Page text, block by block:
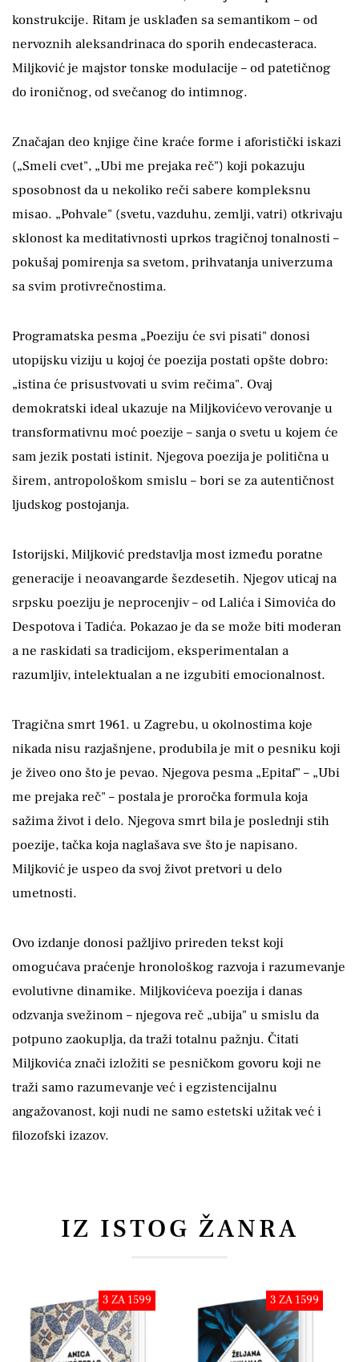
konstrukcije. Ritam je usklađen sa semantikom – od
nervoznih aleksandrinaca do sporih endecasteraca.
Miljković je majstor tonske modulacije – od patetičnog
do ironičnog, od svečanog do intimnog.
Značajan deo knjige čine kraće forme i aforistički iskazi
(„Smeli cvet", „Ubi me prejaka reč") koji pokazuju
sposobnost da u nekoliko reči sabere kompleksnu
misao. „Pohvale" (svetu, vazduhu, zemlji, vatri) otkrivaju
sklonost ka meditativnosti uprkos tragičnoj tonalnosti –
pokušaj pomirenja sa svetom, prihvatanja univerzuma
sa svim protivrečnostima.
Programatska pesma „Poeziju će svi pisati" donosi
utopijsku viziju u kojoj će poezija postati opšte dobro:
„istina će prisustvovati u svim rečima". Ovaj
demokratski ideal ukazuje na Miljkovićevo verovanje u
transformativnu moć poezije – sanja o svetu u kojem će
sam jezik postati istinit. Njegova poezija je politična u
širem, antropološkom smislu – bori se za autentičnost
ljudskog postojanja.
Istorijski, Miljković predstavlja most između poratne
generacije i neoavangarde šezdesetih. Njegov uticaj na
srpsku poeziju je neprocenjiv – od Lalića i Simovića do
Despotova i Tadića. Pokazao je da se može biti moderan
a ne raskidati sa tradicijom, eksperimentalan a
razumljiv, intelektualan a ne izgubiti emocionalnost.
Tragična smrt 1961. u Zagrebu, u okolnostima koje
nikada nisu razjašnjene, produbila je mit o pesniku koji
je živeo ono što je pevao. Njegova pesma „Epitaf" – „Ubi
me prejaka reč" – postala je proročka formula koja
sažima život i delo. Njegova smrt bila je poslednji stih
poezije, tačka koja naglašava sve što je napisano.
Miljković je uspeo da svoj život pretvori u delo
umetnosti.
Ovo izdanje donosi pažljivo prireden tekst koji
omogućava praćenje hronološkog razvoja i razumevanje
evolutivne dinamike. Miljkovićeva poezija i danas
odzvanja svežinom – njegova reč „ubija" u smislu da
potpuno zaokuplja, da traži totalnu pažnju. Čitati
Miljkovića znači izložiti se pesničkom govoru koji ne
traži samo razumevanje već i egzistencijalnu
angažovanost, koji nudi ne samo estetski užitak već i
filozofski izazov.
IZ ISTOG ŽANRA
3 ZA 1599 3 ZA 1599